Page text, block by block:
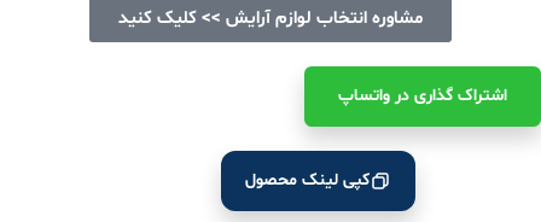
مشاوره انتخاب لوازم آرایش >> کلیک کنید
اشتراک ‌گذاری در واتساپ
کپی لینک محصول